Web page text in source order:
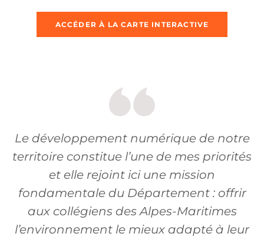
ACCÉDER À LA CARTE INTERACTIVE
Le développement numérique de notre
territoire constitue l’une de mes priorités
et elle rejoint ici une mission
fondamentale du Département : offrir
aux collégiens des Alpes-Maritimes
l’environnement le mieux adapté à leur